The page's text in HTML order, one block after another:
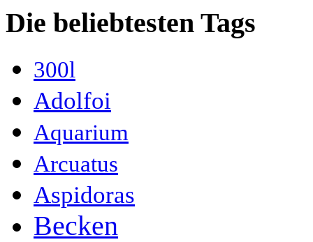
Die beliebtesten Tags
300l
Adolfoi
Aquarium
Arcuatus
Aspidoras
Becken